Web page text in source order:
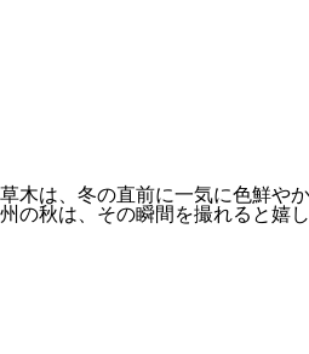
草木は、冬の直前に一気に色鮮や
州の秋は、その瞬間を撮れると嬉